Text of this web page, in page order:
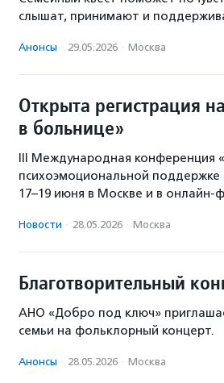
слышат, принимают и
Анонсы · 29.05.2026 · Москва
Открыта регистрация
в больнице»
III Международная конференция
психоэмоциональной
17–19 июня в Москве и в
Новости · 28.05.2026 · Москва
Благотворительный
АНО «Добро под ключ»
семьи на фольклорный концерт.
Анонсы · 28.05.2026 · Москва